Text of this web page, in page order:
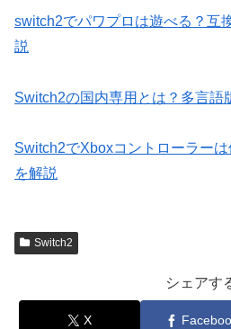
switch2でパワプロは遊べる？互
説
Switch2の国内専用とは？多言語
Switch2でXboxコントローラー
を解説
Switch2
シェアす
X